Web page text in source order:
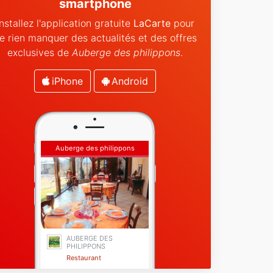
smartphone
l'application gratuite LaCartepour
rien manquer des actualités et des offres
exclusives de Auberge des philippons.
iPhone Android
Auberge des philippons
AUBERGE DES
PHILIPPONS
Restaurant